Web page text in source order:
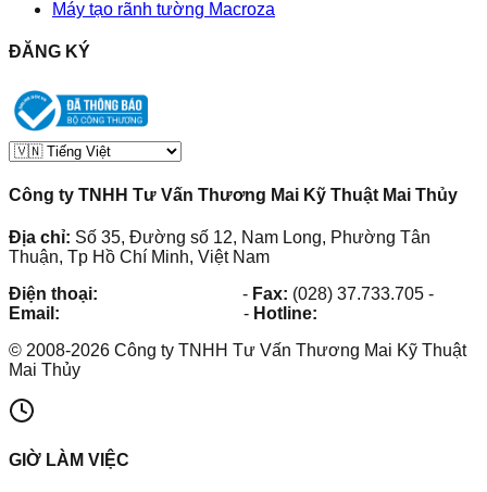
Máy tạo rãnh tường Macroza
ĐĂNG KÝ
Công ty TNHH Tư Vấn Thương Mai Kỹ Thuật Mai Thủy
Địa chỉ: Số 35, Đường số 12, Nam Long, Phường Tân
Thuận, Tp Hồ Chí Minh, Việt Nam
Điện thoại:
- Fax: (028) 37.733.705 -
Email:
- Hotline:
© 2008-2026 Công ty TNHH Tư Vấn Thương Mai Kỹ Thuật
Mai Thủy
GIỜ LÀM VIỆC